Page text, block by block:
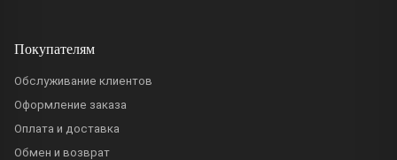
Покупателям
Обслуживание клиентов
Оформление заказа
Оплата и доставка
Обмен и возврат